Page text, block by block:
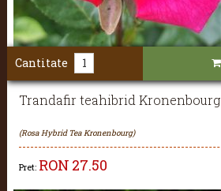
Trandafir teahibrid Kronenbourg
(Rosa Hybrid Tea Kronenbourg)
Pret: RON 27.50
Cantitate